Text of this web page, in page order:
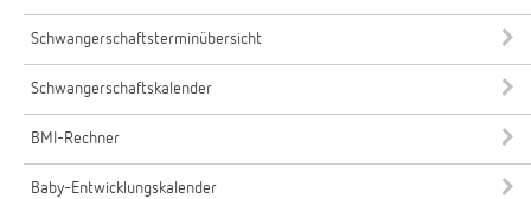
Schwangerschaftsterminübersicht
Schwangerschaftskalender
BMI-Rechner
Baby-Entwicklungskalender